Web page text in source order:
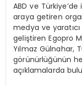
ABD ve
araya getiren
medya ve
geliştiren Egopro
Yılmaz Gülnahar,
görünürlüğünün
açıklamalarda